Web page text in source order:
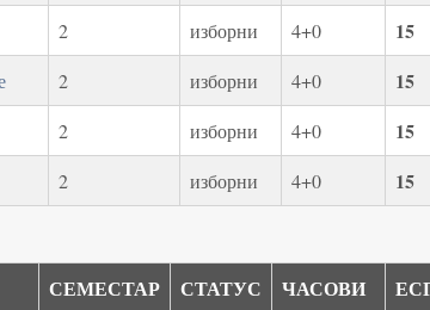
2 изборни 4+0 15
2 изборни 4+0 15
2 изборни 4+0 15
2 изборни 4+0 15
СЕМЕСТАР СТАТУС
ЧАСОВИ